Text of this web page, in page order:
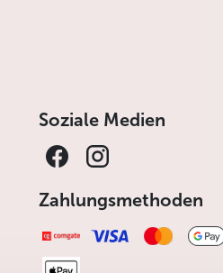
Soziale Medien
Zahlungsmethoden